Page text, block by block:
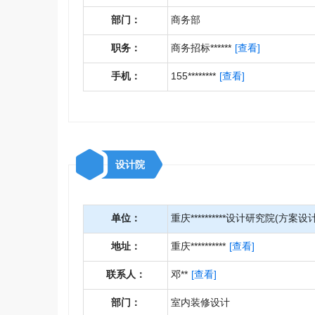
部门： 商务部
职务： 商务招标****** [查看]
手机： 155******** [查看]
设计院
单位： 重庆**********设计研究院(方案设
地址： 重庆********** [查看]
联系人： 邓** [查看]
部门： 室内装修设计